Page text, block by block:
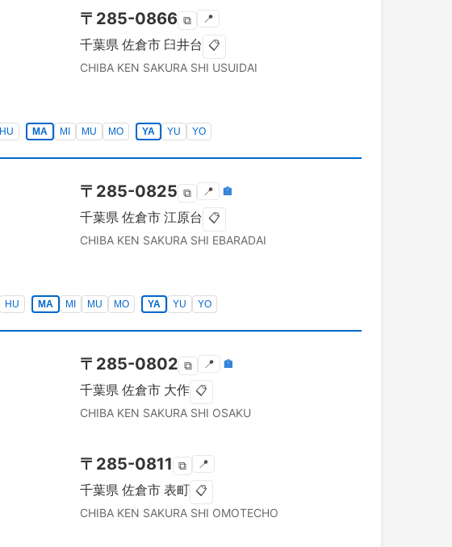
〒 285-0866 ⧉ 📍
千葉県 佐倉市 臼井台 📋
CHIBA KEN SAKURA SHI USUIDAI
HU MA MI MU MO YA YU YO
〒 285-0825 ⧉ 📍 🏣
千葉県 佐倉市 江原台 📋
CHIBA KEN SAKURA SHI EBARADAI
HU MA MI MU MO YA YU YO
〒 285-0802 ⧉ 📍 🏣
千葉県 佐倉市 大作 📋
CHIBA KEN SAKURA SHI OSAKU
〒 285-0811 ⧉ 📍
千葉県 佐倉市 表町 📋
CHIBA KEN SAKURA SHI OMOTECHO